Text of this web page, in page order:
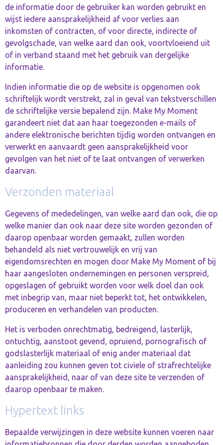
de informatie door de gebruiker kan worden gebruikt en
wijst iedere aansprakelijkheid af voor verlies aan
inkomsten of contracten, of voor directe, indirecte of
gevolgschade, van welke aard dan ook, voortvloeiend uit
of in verband staand met het gebruik van dergelijke
informatie.
Indien informatie die op de website is opgenomen ook
schriftelijk wordt verstrekt, zal in geval van tekstverschillen
de schriftelijke versie bepalend zijn. Make My Moment
garandeert niet dat aan haar toegezonden e-mails of
andere elektronische berichten tijdig worden ontvangen en
verwerkt en aanvaardt geen aansprakelijkheid voor
gevolgen van het niet of te laat ontvangen of verwerken
daarvan.
Verzonden materiaal
Gegevens of mededelingen, van welke aard dan ook, die op
welke manier dan ook naar deze site worden gezonden of
daarop openbaar worden gemaakt, zullen worden
behandeld als niet vertrouwelijk en vrij van
eigendomsrechten en mogen door Make My Moment of bij
haar aangesloten ondernemingen en personen verspreid,
opgeslagen of gebruikt worden voor welk doel dan ook
met inbegrip van, maar niet beperkt tot, het ontwikkelen,
produceren en verhandelen van producten.
Het is verboden onrechtmatig, bedreigend, lasterlijk,
ontuchtig, aanstoot gevend, opruiend, pornografisch of
godslasterlijk materiaal of enig ander materiaal dat
aanleiding zou kunnen geven tot civiele of strafrechtelijke
aansprakelijkheid, naar of van deze site te verzenden of
daarop openbaar te maken.
Hypertext links
Bepaalde verwijzingen in deze website kunnen voeren naar